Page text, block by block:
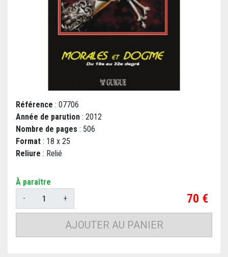
Référence : 07706
Année de parution : 2012
Nombre de pages : 506
Format : 18 x 25
Reliure : Relié
À paraître
-
+ Prix
70 €
AJOUTER AU PANIER